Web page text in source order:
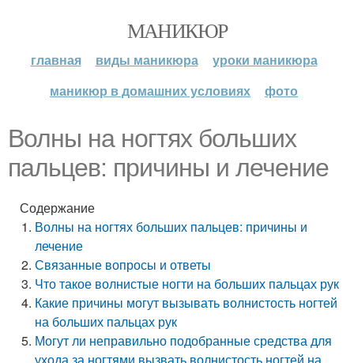
МАНИКЮР
главная виды маникюра
уроки маникюра
маникюр в домашних условиях
фото
Волны на ногтях больших
пальцев: причины и лечение
Содержание
Волны на ногтях больших пальцев: причины и
лечение
Связанные вопросы и ответы
Что такое волнистые ногти на больших пальцах рук
Какие причины могут вызывать волнистость ногтей
на больших пальцах рук
Могут ли неправильно подобранные средства для